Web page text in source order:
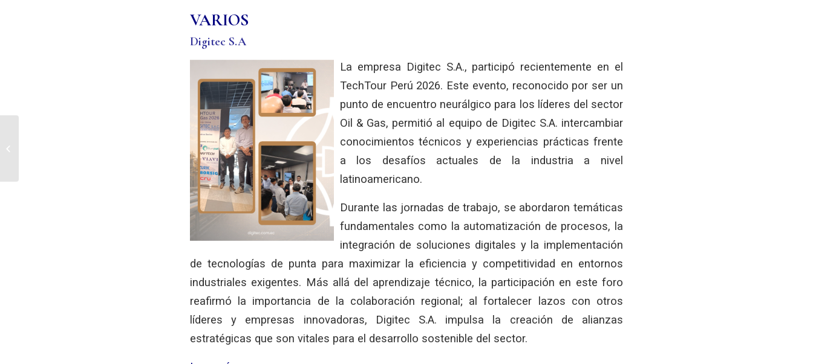
VARIOS
Digitec S.A
La empresa Digitec S.A., participó recientemente en el
TechTour Perú 2026. Este evento, reconocido por ser un
punto de encuentro neurálgico para los líderes del sector
Oil & Gas, permitió al equipo de Digitec S.A. intercambiar
conocimientos técnicos y experiencias prácticas frente
a los desafíos actuales de la industria a nivel
latinoamericano.
Durante las jornadas de trabajo, se abordaron temáticas
fundamentales como la automatización de procesos, la
integración de soluciones digitales y la implementación
de tecnologías de punta para maximizar la eficiencia y competitividad en entornos
industriales exigentes. Más allá del aprendizaje técnico, la participación en este foro
reafirmó la importancia de la colaboración regional; al fortalecer lazos con otros
líderes y empresas innovadoras, Digitec S.A. impulsa la creación de alianzas
estratégicas que son vitales para el desarrollo sostenible del sector.